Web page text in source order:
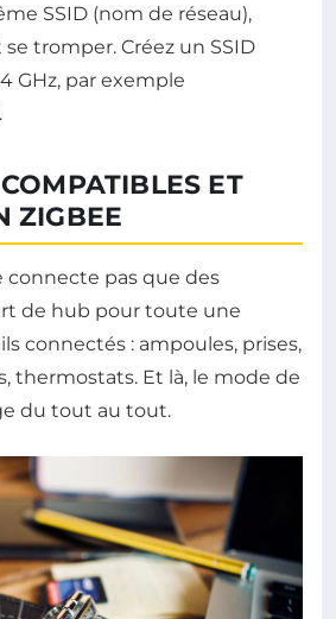
SSID (nom de réseau),
tromper. Créez un SSID
GHz, par exemple
ET
ZIGBEE
connecte pas que des
de hub pour toute une
connectés : ampoules, prises,
thermostats. Et là, le mode de
du tout au tout.